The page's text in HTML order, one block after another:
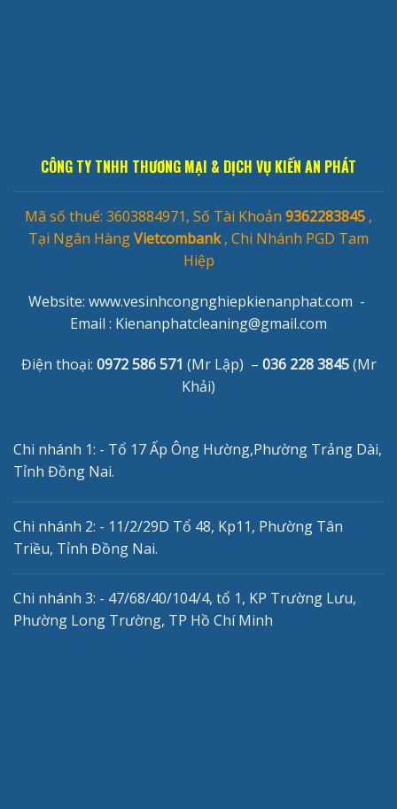
CÔNG TY TNHH THƯƠNG MẠI & DỊCH VỤ KIẾN AN PHÁT
Mã số thuế: 3603884971, Số Tài Khoản 9362283845 ,
Tại Ngân HàngVietcombank, Chi Nhánh PGD Tam
Hiệp
Website: www.vesinhcongnghiepkienanphat.com -
Email : Kienanphatcleaning@gmail.com
Điện thoại: 0972 586 571 (Mr Lập) – 036 228 3845(Mr
Khải)
Chi nhánh 1: - Tổ 17 Ấp Ông Hường,Phường Trảng Dài,
Tỉnh Đồng Nai.
Chi nhánh 2: - 11/2/29D Tổ 48, Kp11, Phường Tân
Triều, Tỉnh Đồng Nai.
Chi nhánh 3: - 47/68/40/104/4, tổ 1, KP Trường Lưu,
Phường Long Trường, TP Hồ Chí Minh